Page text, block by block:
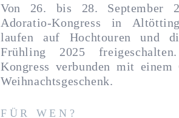
Von 26. bis 28. September
Adoratio-Kongress in
laufen auf Hochtouren und
Frühling 2025
Kongress verbunden mit
Weihnachtsgeschenk.
FÜR WEN?